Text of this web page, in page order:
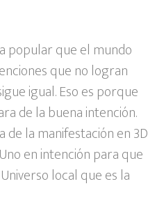
popular que el mundo
que no logran
igual. Eso es porque
de la buena intención.
de la manifestación en 3D
en intención para que
local que es la